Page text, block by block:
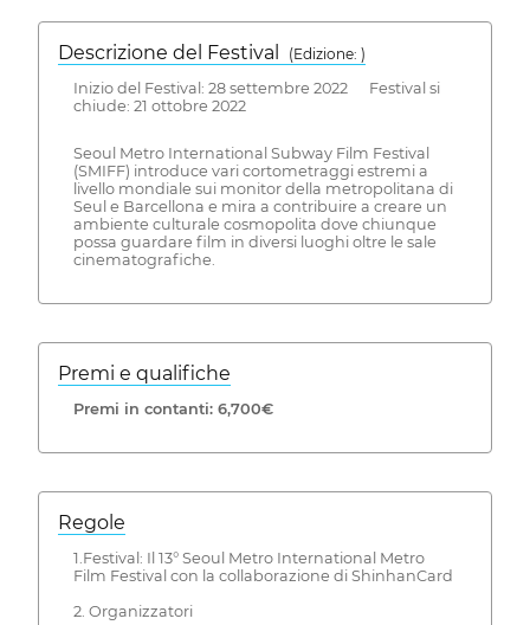
Descrizione del Festival
( Edizione: )
Inizio del Festival: 28 settembre 2022 Festival si
chiude: 21 ottobre 2022
Seoul Metro International Subway Film Festival
(SMIFF) introduce vari cortometraggi estremi a
livello mondiale sui monitor della metropolitana di
Seul e Barcellona e mira a contribuire a creare un
ambiente culturale cosmopolita dove chiunque
possa guardare film in diversi luoghi oltre le sale
cinematografiche.
Premi e qualifiche
Premi in contanti: 6,700€
Regole
1.Festival: Il 13° Seoul Metro International Metro
Film Festival con la collaborazione di ShinhanCard
2. Organizzatori